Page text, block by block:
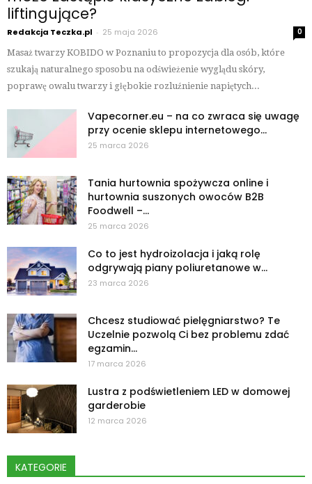
liftingujące?
Redakcja Teczka.pl - 25 maja 2026
0
Masaż twarzy KOBIDO w Poznaniu to propozycja dla osób, które
szukają naturalnego sposobu na odświeżenie wyglądu skóry,
poprawę owalu twarzy i głębokie rozluźnienie napiętych...
Vapecorner.eu – na co zwraca się uwagę
przy ocenie sklepu internetowego...
25 marca 2026
Tania hurtownia spożywcza online i
hurtownia suszonych owoców B2B
Foodwell –...
25 marca 2026
Co to jest hydroizolacja i jaką rolę
odgrywają piany poliuretanowe w...
23 marca 2026
Chcesz studiować pielęgniarstwo? Te
Uczelnie pozwolą Ci bez problemu zdać
egzamin...
17 marca 2026
Lustra z podświetleniem LED w domowej
garderobie
12 marca 2026
KATEGORIE